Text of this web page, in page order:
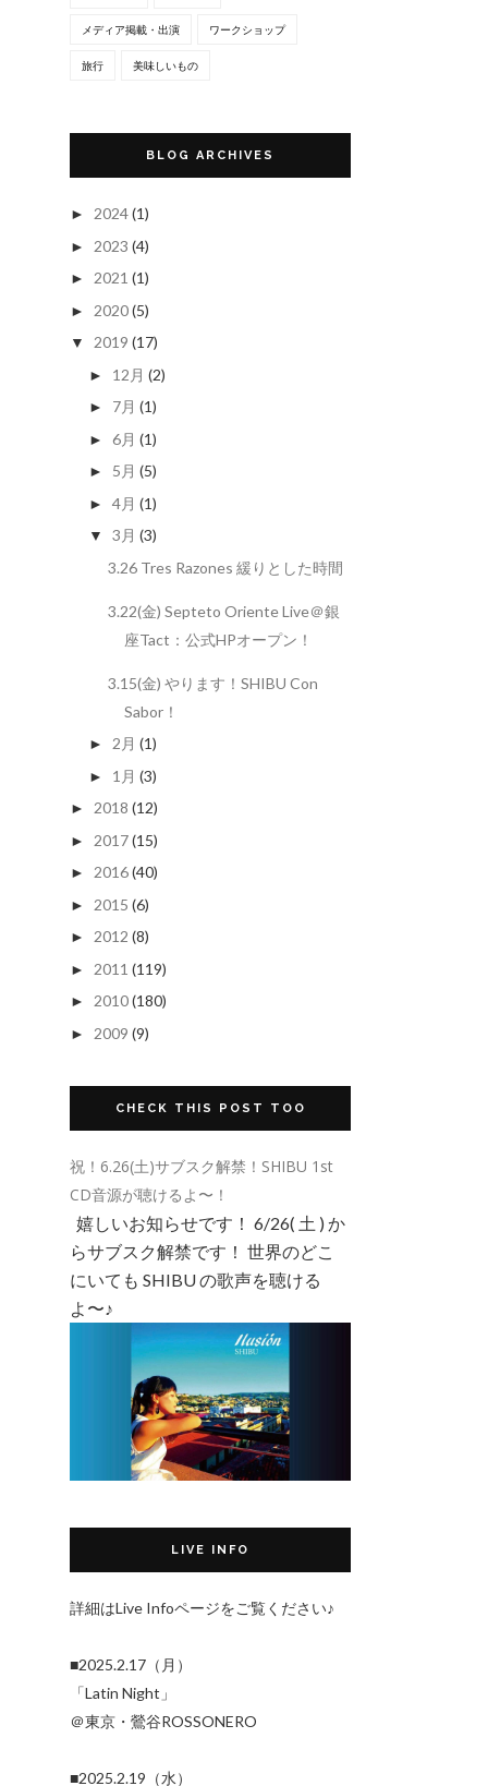
メディア掲載・出演 ワークショップ
旅行 美味しいもの
BLOG ARCHIVES
► 2024(1)
► 2023 (4)
► 2021 (1)
► 2020(5)
▼ 2019 (17)
► 12月 (2)
► 7月 (1)
► 6月 (1)
► 5月 (5)
► 4月 (1)
▼ 3月 (3)
3.26 Tres Razones 緩りとした時間
3.22(金) Septeto Oriente Live＠銀
座Tact：公式HPオープン！
3.15(金) やります！SHIBU Con
Sabor！
► 2月 (1)
► 1月 (3)
► 2018 (12)
► 2017(15)
► 2016(40)
► 2015 (6)
► 2012 (8)
► 2011 (119)
► 2010(180)
► 2009 (9)
CHECK THIS POST TOO
祝！6.26(土)サブスク解禁！SHIBU 1st
CD音源が聴けるよ〜！
嬉しいお知らせです！ 6/26( 土 ) か
らサブスク解禁です！ 世界のどこ
にいても SHIBU の歌声を聴ける
よ〜♪
LIVE INFO
詳細はLive Infoページをご覧ください♪
■2025.2.17（月）
「Latin Night」
＠東京・鶯谷ROSSONERO
■2025.2.19（水）